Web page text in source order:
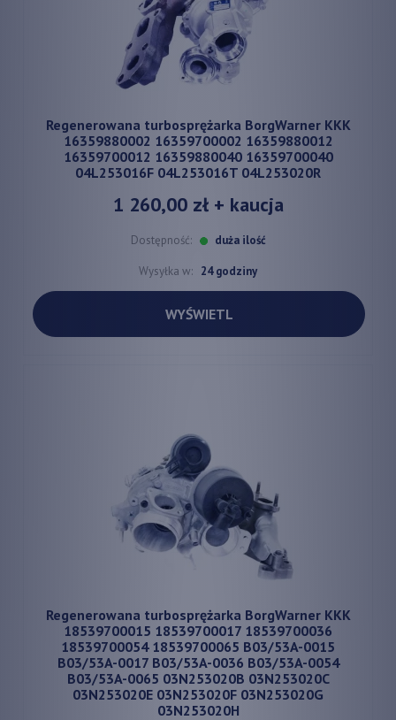
Regenerowana turbosprężarka BorgWarner KKK
16359880002 16359700002 16359880012
16359700012 16359880040 16359700040
04L253016F 04L253016T 04L253020R
1 260,00 zł+ kaucja
Dostępność: duża ilość
Wysyłka w: 24 godziny
WYŚWIETL
Regenerowana turbosprężarka BorgWarner KKK
18539700015 18539700017 18539700036
18539700054 18539700065 B03/53A-0015
B03/53A-0017 B03/53A-0036 B03/53A-0054
B03/53A-0065 03N253020B 03N253020C
03N253020E 03N253020F 03N253020G
03N253020H